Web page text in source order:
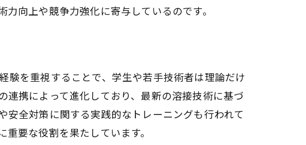
向上や競争力強化に寄与しているのです。
験を重視することで、学生や若手技術者は理論だけ
携によって進化しており、最新の溶接技術に基づ
全対策に関する実践的なトレーニングも行われて
要な役割を果たしています。